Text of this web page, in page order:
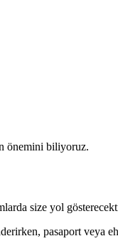
önemini biliyoruz.
size yol
pasaport veya